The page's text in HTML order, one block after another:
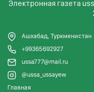
Электронная газета
Ашхабад, Туркменистан
+99365692927
ussa777@mail.ru
@ussa_ussayew
Главная